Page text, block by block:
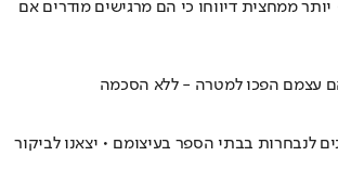
• יותר ממחצית דיווחו כי הם מרגישים מודרים אם
הם עצמם הפכו למטרה - ללא הסכמה
• בימים אלה המיונים לנבחרות בבתי הספר בעיצומם • יצאנו לביקור